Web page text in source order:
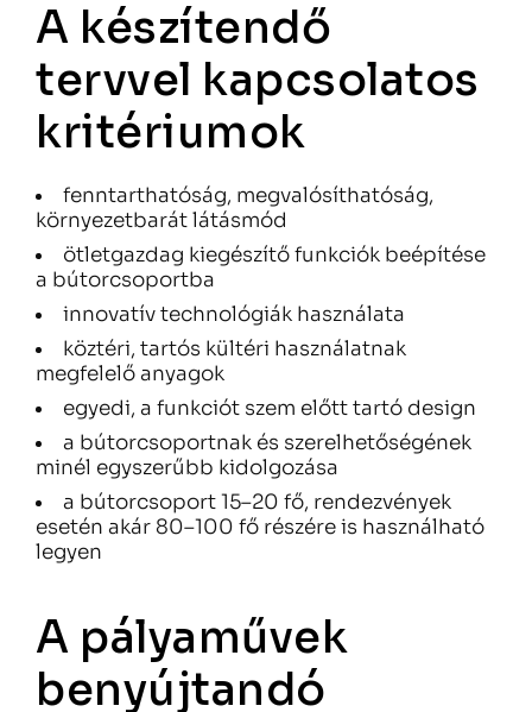
A készítendő
tervvel kapcsolatos
kritériumok
fenntarthatóság, megvalósíthatóság,
környezetbarát látásmód
ötletgazdag kiegészítő funkciók beépítése
a bútorcsoportba
innovatív technológiák használata
köztéri, tartós kültéri használatnak
megfelelő anyagok
egyedi, a funkciót szem előtt tartó design
a bútorcsoportnak és szerelhetőségének
minél egyszerűbb kidolgozása
a bútorcsoport 15–20 fő, rendezvények
esetén akár 80–100 fő részére is használható
legyen
A pályaművek
benyújtandó